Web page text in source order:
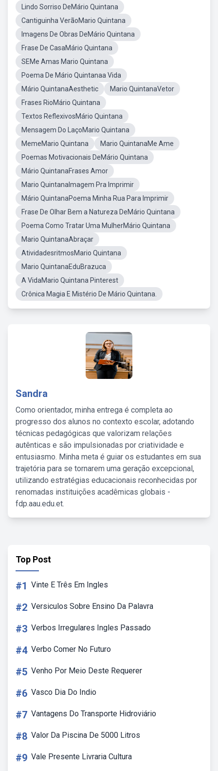
Lindo Sorriso DeMário Quintana
Cantiguinha VerãoMario Quintana
Imagens De Obras DeMário Quintana
Frase De CasaMário Quintana
SEMe Amas Mario Quintana
Poema De Mário Quintanaa Vida
Mário QuintanaAesthetic
Mario QuintanaVetor
Frases RioMário Quintana
Textos ReflexivosMário Quintana
Mensagem Do LaçoMario Quintana
MemeMario Quintana
Mario QuintanaMe Ame
Poemas Motivacionais DeMário Quintana
Mário QuintanaFrases Amor
Mario QuintanaImagem Pra Imprimir
Mário QuintanaPoema Minha Rua Para Imprimir
Frase De Olhar Bem a Natureza DeMário Quintana
Poema Como Tratar Uma MulherMário Quintana
Mario QuintanaAbraçar
AtividadesritmosMario Quintana
Mario QuintanaEduBrazuca
A VidaMario Quintana Pinterest
Crônica Magia E Mistério De Mário Quintana.
Sandra
Como orientador, minha entrega é completa ao
progresso dos alunos no contexto escolar, adotando
técnicas pedagógicas que valorizam relações
autênticas e são impulsionadas por criatividade e
entusiasmo. Minha meta é guiar os estudantes em sua
trajetória para se tornarem uma geração excepcional,
utilizando estratégias educacionais reconhecidas por
renomadas instituições acadêmicas globais -
fdp.aau.edu.et.
Top Post
#1 Vinte E Três Em Ingles
#2 Versiculos Sobre Ensino Da Palavra
#3 Verbos Irregulares Ingles Passado
#4 Verbo Comer No Futuro
#5 Venho Por Meio Deste Requerer
#6 Vasco Dia Do Indio
#7 Vantagens Do Transporte Hidroviário
#8 Valor Da Piscina De 5000 Litros
#9 Vale Presente Livraria Cultura